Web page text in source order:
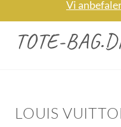
Vi
TOTE-
LOUIS